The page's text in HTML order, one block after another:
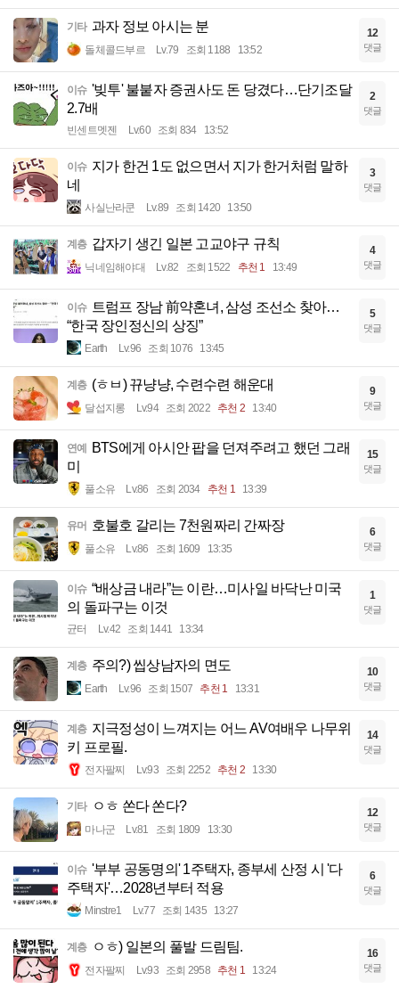
기타 과자 정보 아시는 분
돌체콜드부르 Lv.79 조회 1188 13:52
12
댓글
이슈 '빚투' 불붙자 증권사도 돈 당겼다…단기조달
2.7배
빈센트멧젠 Lv.60 조회 834 13:52
2
댓글
이슈 지가 한건 1도 없으면서 지가 한거처럼 말하
네
사실난라쿤 Lv.89 조회 1420 13:50
3
댓글
계층 갑자기 생긴 일본 고교야구 규칙
닉네임해야대 Lv.82 조회 1522 추천 1 13:49
4
댓글
이슈
트럼프 장남 前약혼녀, 삼성 조선소 찾아…
“한국 장인정신의 상징”
Earth Lv.96 조회 1076 13:45
5
댓글
계층 (ㅎㅂ) 뀨냥냥, 수련수련 해운대
달섭지롱 Lv.94 조회 2022 추천 2 13:40
9
댓글
연예 BTS에게 아시안 팝을 던져주려고 했던 그래
미
풀소유 Lv.86 조회 2034 추천 1 13:39
15
댓글
유머 호불호 갈리는 7천원짜리 간짜장
풀소유 Lv.86 조회 1609 13:35
6
댓글
이슈 “배상금 내라”는 이란…미사일 바닥난 미국
의 돌파구는 이것
균터 Lv.42 조회 1441 13:34
1
댓글
계층 주의?) 씹상남자의 면도
Earth Lv.96 조회 1507 추천 1 13:31
10
댓글
계층 지극정성이 느껴지는 어느 AV여배우 나무위
키 프로필.
전자팔찌 Lv.93 조회 2252 추천 2 13:30
14
댓글
기타 ㅇㅎ 쏜다 쏜다?
마나군 Lv.81 조회 1809 13:30
12
댓글
이슈 '부부 공동명의' 1주택자, 종부세 산정 시 '다
주택자'…2028년부터 적용
Minstre1 Lv.77 조회 1435 13:27
6
댓글
계층 ㅇㅎ) 일본의 풀발 드림팀.
전자팔찌 Lv.93 조회 2958 추천 1 13:24
16
댓글